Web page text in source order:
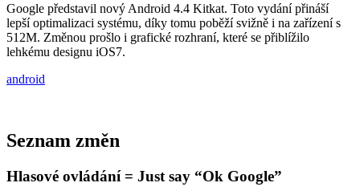
Google představil nový Android 4.4 Kitkat. Toto vydání přináší
lepší optimalizaci systému, díky tomu poběží svižně i na zařízení s
512M. Změnou prošlo i grafické rozhraní, které se přiblížilo
lehkému designu iOS7.
android
Seznam změn
Hlasové ovládání = Just say “Ok Google”